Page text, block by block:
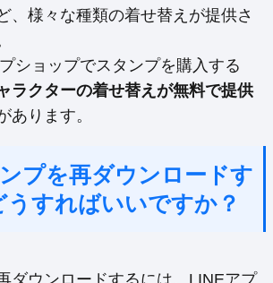
、様々な種類の着せ替えが提供さ
ショップでスタンプを購入する
ラクターの着せ替えが無料で提供
あります。
プを再ダウンロードす
うすればいいですか？
ダウンロードするには、LINEアプ